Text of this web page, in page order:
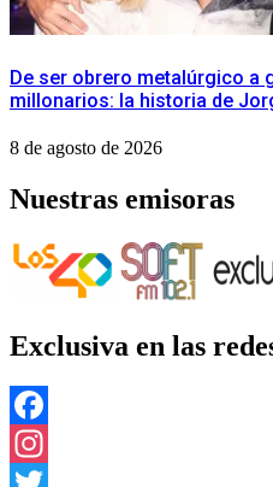
De ser obrero metalúrgico a
millonarios: la historia de
8 de agosto de 2026
Nuestras emisoras
Exclusiva en las
Facebook
Instagram